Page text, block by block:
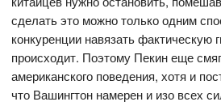
сделать это можно только одним
конкуренции навязать фактическую
происходит. Поэтому Пекин еще
американского поведения, хотя и
что Вашингтон намерен и изо всех